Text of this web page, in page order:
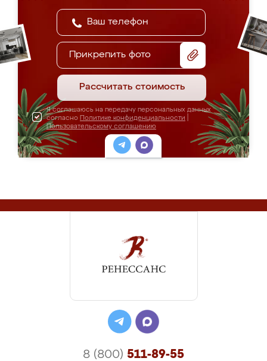
Прикрепить фото
Рассчитать стоимость
Я соглашаюсь на передачу персональных данных
согласно Политике конфиденциальности
Пользовательскому соглашению
8 (800) 511-89-55